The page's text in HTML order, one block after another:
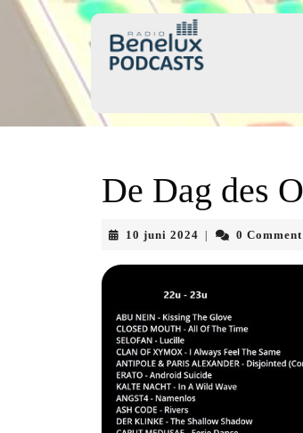
Skip
De Dag des
10 juni 2024 10
2024
0 Comment